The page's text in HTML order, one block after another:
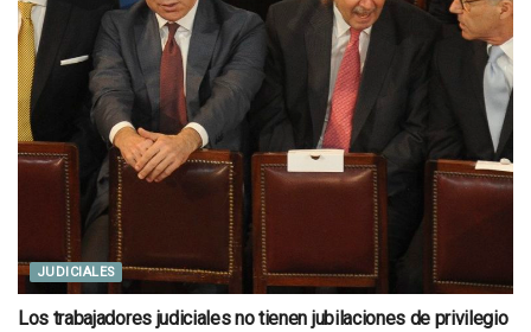
JUDICIALES
Los trabajadores judiciales no tienen jubilaciones de privilegio